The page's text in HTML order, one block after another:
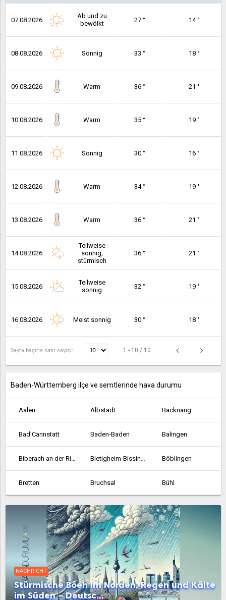
07.08.2026
Ab und zu
bewölkt
27 ° 14 °
08.08.2026 Sonnig 33 ° 18 °
09.08.2026 Warm 36 ° 21 °
10.08.2026 Warm 35 ° 19 °
11.08.2026 Sonnig 30 ° 16 °
12.08.2026 Warm 34 ° 19 °
13.08.2026 Warm 36 ° 21 °
14.08.2026
Teilweise
sonnig,
stürmisch
36 ° 21 °
15.08.2026
Teilweise
sonnig
32 ° 19 °
16.08.2026 Meist sonnig 30 ° 18 °
Sayfa başına satır sayısı: 1 - 10 / 10
Baden-Württemberg ilçe ve semtlerinde hava durumu
Aalen Albstadt Backnang
Bad Cannstatt Baden-Baden Balingen
Biberach an der Riss Bietigheim-Bissingen Böblingen
Bretten Bruchsal Bühl
Crailsheim Durlach Ehingen
Emmendingen Esslingen am Neckar Ettlingen
Fellbach Feuerbach Filderstadt
Freiburg im Breisgau Friedrichshafen Gaggenau
NACHRICHT
Stürmische Böen im Norden, Regen und Kälte
im Süden – Deutsc...